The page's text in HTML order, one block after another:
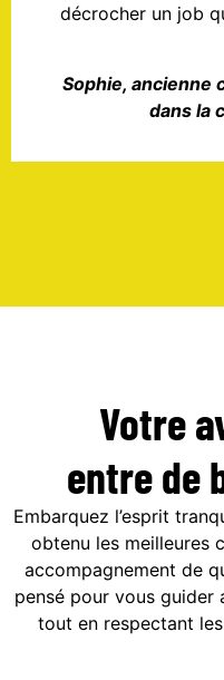
décrocher un job
Sophie, ancienne
dans la
Votre
entre de
Embarquez l’esprit
obtenu les meilleures
accompagnement de
pensé pour vous guider
tout en respectant